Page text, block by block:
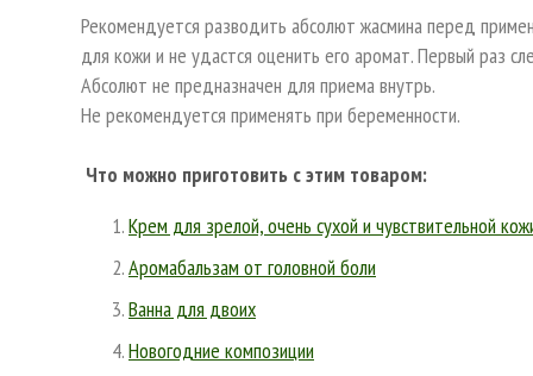
Рекомендуется разводить абсолют жасмина перед
для кожи и не удастся оценить его аромат. Первый раз
Абсолют не предназначен для приема внутрь.
Не рекомендуется применять при беременности.
Что можно приготовить с этим товаром:
Крем для зрелой, очень сухой и чувствительной
Аромабальзам от головной боли
Ванна для двоих
Новогодние композиции